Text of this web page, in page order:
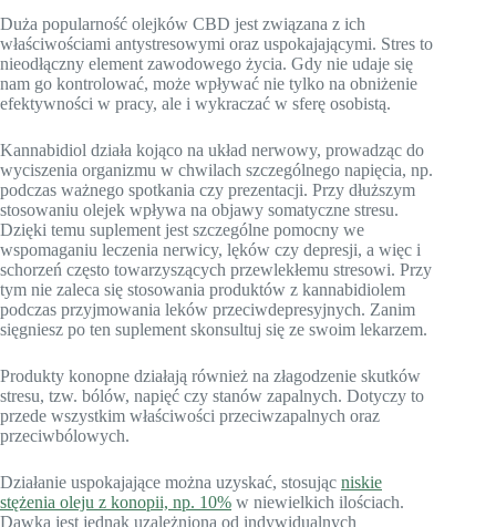
Duża popularność olejków CBD jest związana z ich
właściwościami antystresowymi oraz uspokajającymi. Stres to
nieodłączny element zawodowego życia. Gdy nie udaje się
nam go kontrolować, może wpływać nie tylko na obniżenie
efektywności w pracy, ale i wykraczać w sferę osobistą.
Kannabidiol działa kojąco na układ nerwowy, prowadząc do
wyciszenia organizmu w chwilach szczególnego napięcia, np.
podczas ważnego spotkania czy prezentacji. Przy dłuższym
stosowaniu olejek wpływa na objawy somatyczne stresu.
Dzięki temu suplement jest szczególne pomocny we
wspomaganiu leczenia nerwicy, lęków czy depresji, a więc i
schorzeń często towarzyszących przewlekłemu stresowi. Przy
tym nie zaleca się stosowania produktów z kannabidiolem
podczas przyjmowania leków przeciwdepresyjnych. Zanim
sięgniesz po ten suplement skonsultuj się ze swoim lekarzem.
Produkty konopne działają również na złagodzenie skutków
stresu, tzw. bólów, napięć czy stanów zapalnych. Dotyczy to
przede wszystkim właściwości przeciwzapalnych oraz
przeciwbólowych.
Działanie uspokajające można uzyskać, stosując niskie
stężenia oleju z konopii, np. 10% w niewielkich ilościach.
Dawka jest jednak uzależniona od indywidualnych